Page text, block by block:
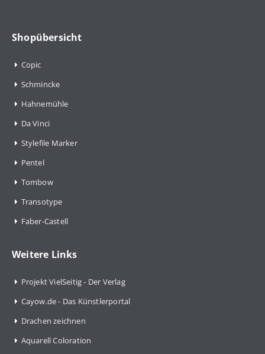
Shopübersicht
Copic
Schmincke
Hahnemühle
Da Vinci
Stylefile Marker
Pentel
Tombow
Transotype
Faber-Castell
Weitere Links
Projekt VielSeitig - Der Verlag
Cayow.de - Das Künstlerportal
Drachen zeichnen
Aquarell Coloration